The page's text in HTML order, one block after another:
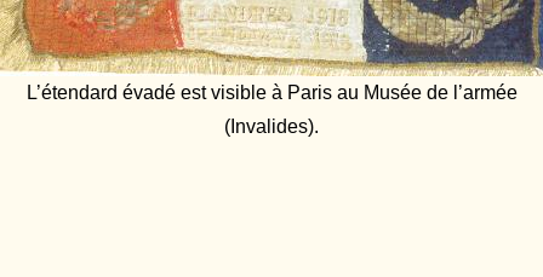
L’étendard évadé est visible à Paris au Musée de l’armée
(Invalides).